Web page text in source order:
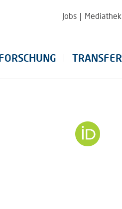
Jobs Mediathek
TRANSFER